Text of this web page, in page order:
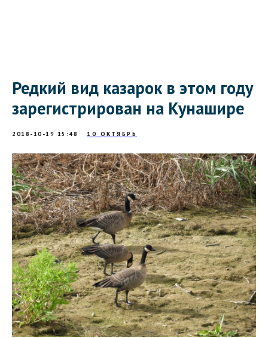
Редкий вид казарок в этом году
зарегистрирован на Кунашире
2018-10-19 15:48 10 ОКТЯБРЬ